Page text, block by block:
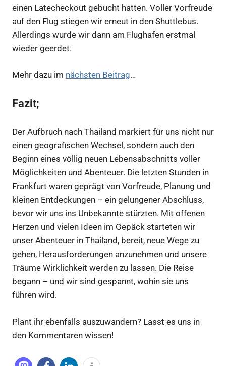
einen Latecheckout gebucht hatten. Voller Vorfreude
auf den Flug stiegen wir erneut in den Shuttlebus.
Allerdings wurde wir dann am Flughafen erstmal
wieder geerdet.
Mehr dazu im nächsten Beitrag…
Fazit;
Der Aufbruch nach Thailand markiert für uns nicht nur
einen geografischen Wechsel, sondern auch den
Beginn eines völlig neuen Lebensabschnitts voller
Möglichkeiten und Abenteuer. Die letzten Stunden in
Frankfurt waren geprägt von Vorfreude, Planung und
kleinen Entdeckungen – ein gelungener Abschluss,
bevor wir uns ins Unbekannte stürzten. Mit offenen
Herzen und vielen Ideen im Gepäck starteten wir
unser Abenteuer in Thailand, bereit, neue Wege zu
gehen, Herausforderungen anzunehmen und unsere
Träume Wirklichkeit werden zu lassen. Die Reise
begann – und wir sind gespannt, wohin sie uns
führen wird.
Plant ihr ebenfalls auszuwandern? Lasst es uns in
den Kommentaren wissen!